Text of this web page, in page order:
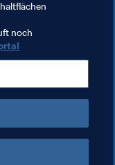
noch